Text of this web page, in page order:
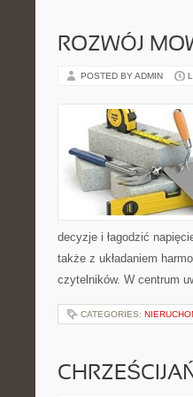
ROZWÓJ
POSTED BY ADMIN
decyzje i łagodzić
także z układaniem
czytelników. W centrum
CATEGORIES: